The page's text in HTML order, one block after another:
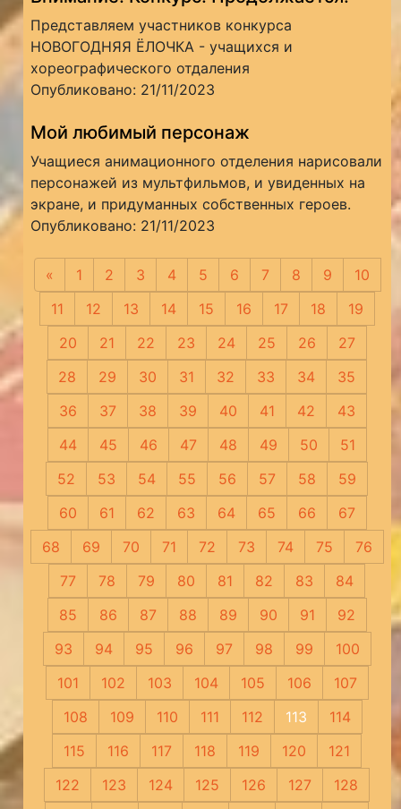
Представляем участников конкурса
НОВОГОДНЯЯ ЁЛОЧКА - учащихся и
хореографического отдаления
Опубликовано: 21/11/2023
Мой любимый персонаж
Учащиеся анимационного отделения нарисовали
персонажей из мультфильмов, и увиденных на
экране, и придуманных собственных героев.
Опубликовано: 21/11/2023
« Предыдущая
1 2 3 4 5 6 7 8 9
10
11
12 13 14 15 16 17 18
19
20
21 22 23 24 25 26
27
28
29 30 31 32 33 34
35
36
37 38 39 40 41 42
43
44
45 46 47 48 49 50
51
52
53 54 55 56 57 58
59
60
61 62 63 64 65 66
67
68
69 70 71 72 73 74 75
76
77
78 79 80 81 82 83
84
85
86 87 88 89 90 91
92
93
94 95 96 97 98 99
100
101
102 103 104 105 106
107
108
109 110 111 112 113
114
115
116 117 118 119 120
121
122
123 124 125 126 127
128